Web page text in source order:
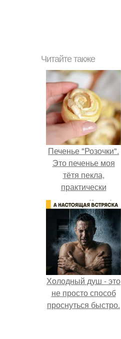
Читайте также
Печенье "Розочки".
Это печенье моя
тётя пекла,
практически
еженедельно.
Холодный душ - это
не просто способ
проснуться быстро.